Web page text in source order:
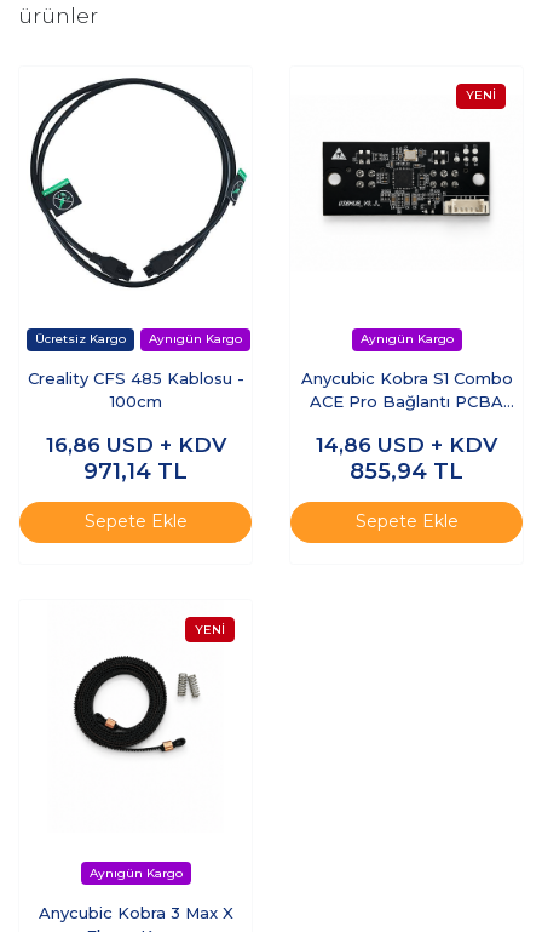
ürünler
Creality CFS 485 Kablosu -
100cm
16,86 USD + KDV
971,14 TL
Sepete Ekle
Anycubic Kobra S1 Combo
ACE Pro Bağlantı PCBA
14,86 USD + KDV
855,94 TL
Sepete Ekle
Anycubic Kobra 3 Max X